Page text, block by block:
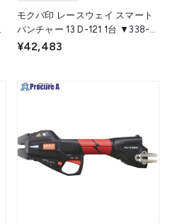
モクバ印 レースウェイ スマート
パンチャー 13 D-121 1台 ▼338-
0559
¥42,483